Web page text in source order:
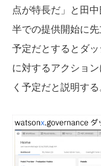
点が特長だ」と田
半での提供開始に
予定だとするとダ
に対するアクショ
く予定だと説明する